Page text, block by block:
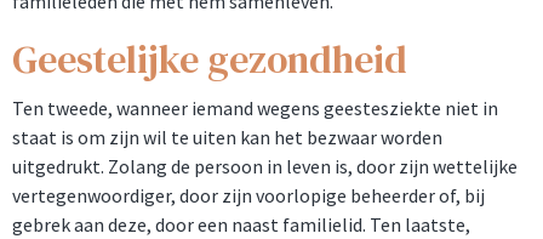
Geestelijke gezondheid
Ten tweede, wanneer iemand wegens geestesziekte niet in
staat is om zijn wil te uiten kan het bezwaar worden
uitgedrukt. Zolang de persoon in leven is, door zijn wettelijke
vertegenwoordiger, door zijn voorlopige beheerder of, bij
gebrek aan deze, door een naast familielid. Ten laatste,